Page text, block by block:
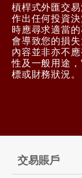
槓桿式外匯交
作出任何投資
時應尋求適當
會導致您的損
內容並非亦不
性及一般用途
標或財務狀況
交易賬戶